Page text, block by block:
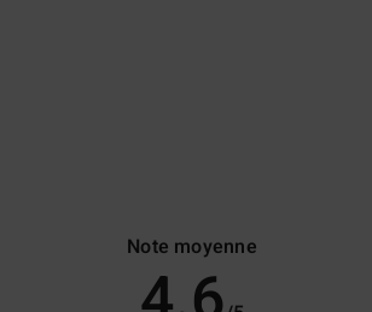
Note moyenne